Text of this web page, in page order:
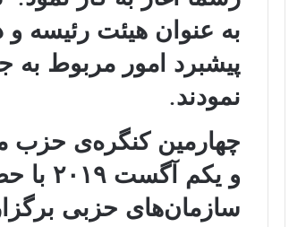
به عنوان هیئت رئیسه
پیشبرد امور مربوط به
نمودند.
چهارمین کنگره‌ی
و یکم
سازمان‌های حزبی